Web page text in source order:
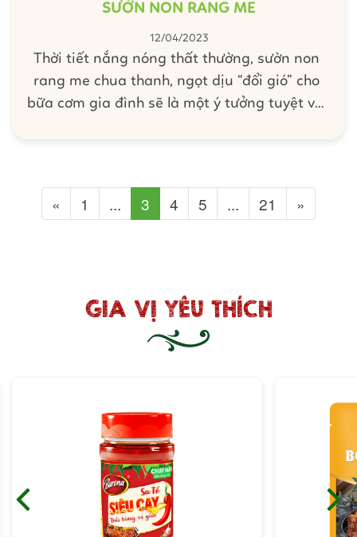
SƯỜN NON RANG ME
12/04/2023
Thời tiết nắng nóng thất thường, sườn non
rang me chua thanh, ngọt dịu “đổi gió” cho
bữa cơm gia đình sẽ là một ý tưởng tuyệt vời
cả nhà ai cũng tấm tắc khen ngon cho mà
xem!
« Previous
1 ... 3 4 5 ... 21 »
GIA VỊ YÊU THÍCH